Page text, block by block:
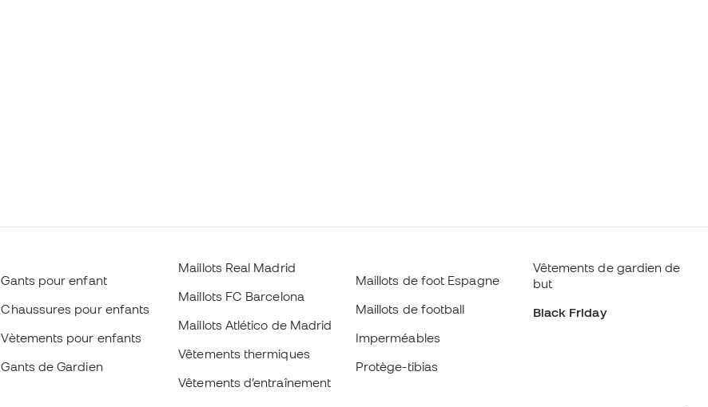
Gants pour enfant
Chaussures pour enfants
Vètements pour enfants
Gants de Gardien
Maillots Real Madrid
Maillots FC Barcelona
Maillots Atlético de Madrid
Vêtements thermiques
Vêtements d’entraînement
Maillots de foot Espagne
Maillots de football
Imperméables
Protège-tibias
Vêtements de gardien de
but
Black Friday